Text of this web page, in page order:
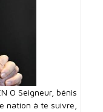
O Seigneur, bénis
nation à te suivre,